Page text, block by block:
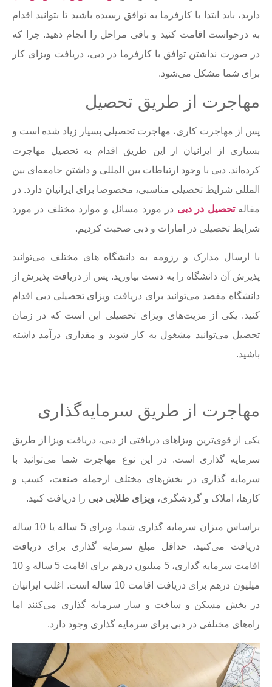
دارید، باید ابتدا با کارفرما به توافق رسیده باشید تا بتوانید اقدام
به درخواست اقامت کنید و باقی مراحل را انجام دهید. چرا که
در صورت نداشتن توافق با کارفرما در دبی، دریافت ویزای کار
برای شما مشکل می‌شود.
مهاجرت از طریق تحصیل
پس از مهاجرت کاری، مهاجرت تحصیلی بسیار زیاد شده است و
بسیاری از ایرانیان از این طریق اقدام به تحصیل مهاجرت
کرده‌اند. دبی با وجود ارتباطات بین المللی و داشتن جامعه‌ای بین
المللی شرایط تحصیلی مناسبی، مخصوصا برای ایرانیان دارد. در
مقالهتحصیل در دبی در مورد مسائل و موارد مختلف در مورد
شرایط تحصیلی در امارات و دبی صحبت کردیم.
با ارسال مدارک و رزومه به دانشگاه های مختلف می‌توانید
پذیرش آن دانشگاه را به دست بیاورید. پس از دریافت پذیرش از
دانشگاه مقصد می‌توانید برای دریافت ویزای تحصیلی دبی اقدام
کنید. یکی از مزیت‌های ویزای تحصیلی این است که در زمان
تحصیل می‌توانید مشغول به کار شوید و مقداری درآمد داشته
باشید.
مهاجرت از طریق سرمایه‌گذاری
یکی از قوی‌ترین ویزاهای دریافتی از دبی، دریافت ویزا از طریق
سرمایه گذاری است. در این نوع مهاجرت شما می‌توانید با
سرمایه گذاری در بخش‌های مختلف ازجمله صنعت، کسب و
کارها، املاک و گردشگری، ویزای طلایی دبی را دریافت کنید.
براساس میزان سرمایه گذاری شما، ویزای 5 ساله یا 10 ساله
دریافت می‌کنید. حداقل مبلغ سرمایه گذاری برای دریافت
اقامت سرمایه گذاری، 5 میلیون درهم برای اقامت 5 ساله و 10
میلیون درهم برای دریافت اقامت 10 ساله است. اغلب ایرانیان
در بخش مسکن و ساخت و ساز سرمایه گذاری می‌کنند اما
راه‌های مختلفی در دبی برای سرمایه گذاری وجود دارد.